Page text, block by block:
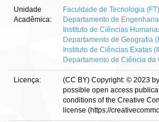
Unidade
Acadêmica:
Faculdade de Tecnologia (FT)
Departamento de
Instituto de Ciências
Departamento de Geografia
Instituto de Ciências Exatas
Departamento de Ciência da
Licença:
(CC BY) Copyright: © 2023
possible open access
conditions of the Creative
license (https://